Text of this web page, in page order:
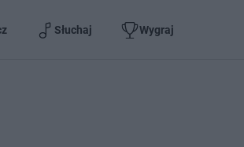
Słuchaj Wygraj